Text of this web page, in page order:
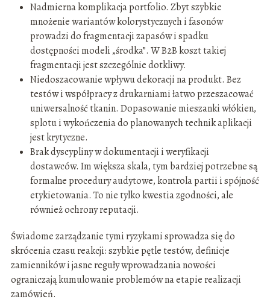
Nadmierna komplikacja portfolio. Zbyt szybkie
mnożenie wariantów kolorystycznych i fasonów
prowadzi do fragmentacji zapasów i spadku
dostępności modeli „środka”. W B2B koszt takiej
fragmentacji jest szczególnie dotkliwy.
Niedoszacowanie wpływu dekoracji na produkt. Bez
testów i współpracy z drukarniami łatwo przeszacować
uniwersalność tkanin. Dopasowanie mieszanki włókien,
splotu i wykończenia do planowanych technik aplikacji
jest krytyczne.
Brak dyscypliny w dokumentacji i weryfikacji
dostawców. Im większa skala, tym bardziej potrzebne są
formalne procedury audytowe, kontrola partii i spójność
etykietowania. To nie tylko kwestia zgodności, ale
również ochrony reputacji.
Świadome zarządzanie tymi ryzykami sprowadza się do
skrócenia czasu reakcji: szybkie pętle testów, definicje
zamienników i jasne reguły wprowadzania nowości
ograniczają kumulowanie problemów na etapie realizacji
zamówień.